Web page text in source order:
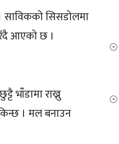
साविकको सिसडोलमा
आएको छ ।
भाँडामा राख्नु
। मल बनाउन